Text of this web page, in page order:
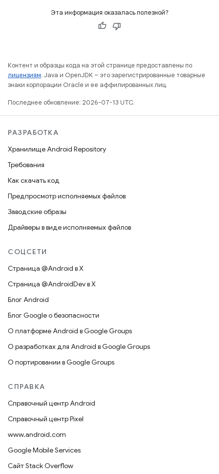
Эта информация оказалась полезной?
Контент и образцы кода на этой странице предоставлены по
лицензиям. Java и OpenJDK – это зарегистрированные товарные
знаки корпорации Oracle и ее аффилированных лиц.
Последнее обновление: 2026-07-13 UTC.
РАЗРАБОТКА
Хранилище Android Repository
Требования
Как скачать код
Предпросмотр исполняемых файлов
Заводские образы
Драйверы в виде исполняемых файлов
СОЦСЕТИ
Страница @Android в X
Страница @AndroidDev в X
Блог Android
Блог Google о безопасности
О платформе Android в Google Groups
О разработках для Android в Google Groups
О портировании в Google Groups
СПРАВКА
Справочный центр Android
Справочный центр Pixel
www.android.com
Google Mobile Services
Сайт Stack Overflow